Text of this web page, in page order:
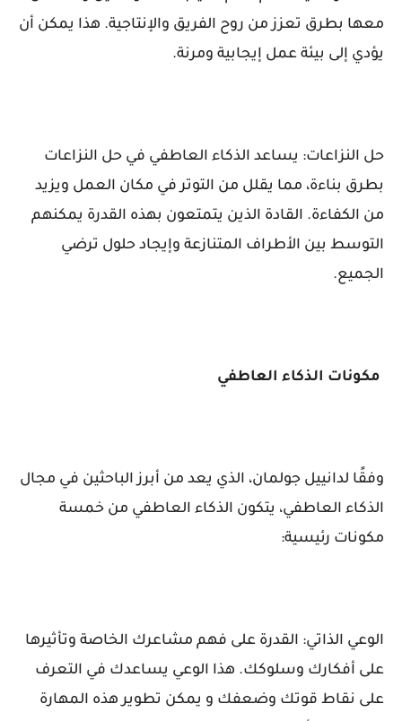
معها بطرق تعزز من روح الفريق والإنتاجية. هذا يمكن أن
يؤدي إلى بيئة عمل إيجابية ومرنة.
حل النزاعات: يساعد الذكاء العاطفي في حل النزاعات
بطرق بناءة، مما يقلل من التوتر في مكان العمل ويزيد
من الكفاءة. القادة الذين يتمتعون بهذه القدرة يمكنهم
التوسط بين الأطراف المتنازعة وإيجاد حلول ترضي
الجميع.
مكونات الذكاء العاطفي
وفقًا لدانييل جولمان، الذي يعد من أبرز الباحثين في مجال
الذكاء العاطفي، يتكون الذكاء العاطفي من خمسة
مكونات رئيسية:
الوعي الذاتي: القدرة على فهم مشاعرك الخاصة وتأثيرها
على أفكارك وسلوكك. هذا الوعي يساعدك في التعرف
على نقاط قوتك وضعفك و يمكن تطوير هذه المهارة